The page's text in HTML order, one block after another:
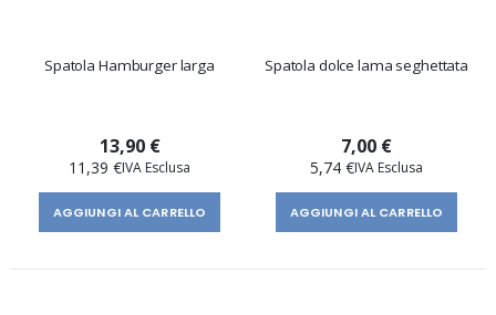
Spatola Hamburger larga
13,90 €
11,39 €
AGGIUNGI AL CARRELLO
Spatola dolce lama seghettata
7,00 €
5,74 €
AGGIUNGI AL CARRELLO